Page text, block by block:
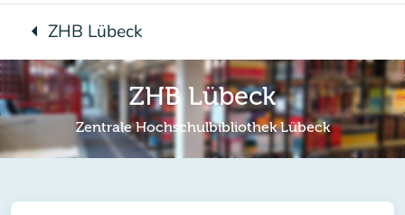
arrow_leftZurück zu:
ZHB Lübeck
ZHB Lübeck
Zentrale Hochschulbibliothek Lübeck